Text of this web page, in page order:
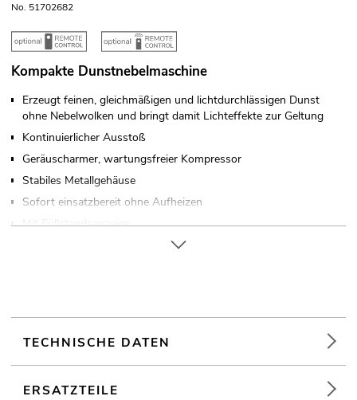
No. 51702682
Kompakte Dunstnebelmaschine
Erzeugt feinen, gleichmäßigen und lichtdurchlässigen Dunst
ohne Nebelwolken und bringt damit Lichteffekte zur Geltung
Kontinuierlicher Ausstoß
Geräuscharmer, wartungsfreier Kompressor
Stabiles Metallgehäuse
Sofort einsatzbereit ohne Aufheizen
Mit Füllstandsanzeige
Betrieb mit Nebelfluid auf Ölbasis
Verleiher
Einsatzmöglichkeit: Stehend
TECHNISCHE DATEN
ERSATZTEILE